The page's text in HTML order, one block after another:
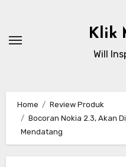
content
Klik
Will
Home
Review Produk
Bocoran Nokia 2.3, Akan
Mendatang